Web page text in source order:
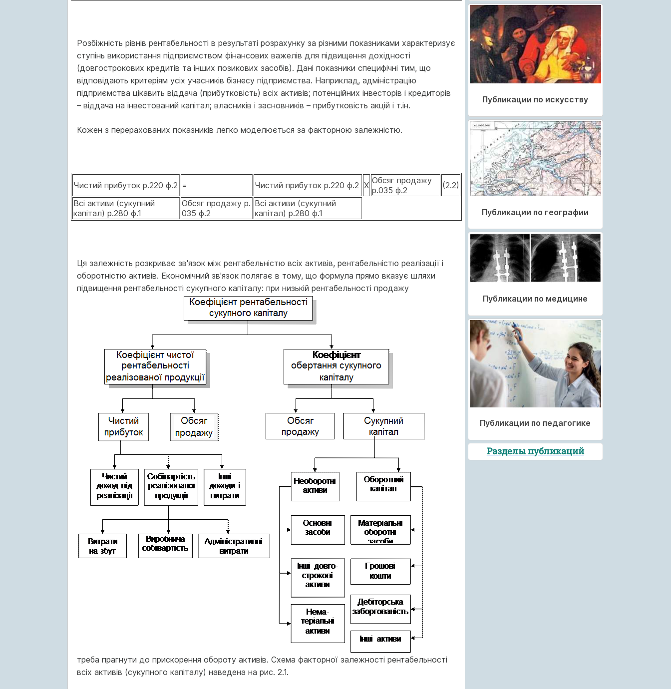
Розбіжність рівнів рентабельності в результаті розрахунку за різними показниками характеризує
ступінь використання підприємством фінансових важелів для підвищення дохідності
(довгострокових кредитів та інших позикових засобів). Дані показники специфічні тим, що
відповідають критеріям усіх учасників бізнесу підприємства. Наприклад, адміністрацію
підприємства цікавить віддача (прибутковість) всіх активів; потенційних інвесторів і кредиторів
– віддача на інвестований капітал; власників і засновників – прибутковість акцій і т.ін.
Кожен з перерахованих показників легко моделюється за факторною залежністю.
Чистий прибуток р.220 ф.2 = Чистий прибуток р.220 ф.2 Х Обсяг продажу
р.035 ф.2
(2.2)
Всі активи (сукупний
капітал) р.280 ф.1
Обсяг продажу р.
035 ф.2
Всі активи (сукупний
капітал) р.280 ф.1
Ця залежність розкриває зв'язок між рентабельністю всіх активів, рентабельністю реалізації і
оборотністю активів. Економічний зв'язок полягає в тому, що формула прямо вказує шляхи
підвищення рентабельності сукупного капіталу: при низькій рентабельності продажу
треба прагнути до прискорення обороту активів. Схема факторної залежності рентабельності
всіх активів (сукупного капіталу) наведена на рис. 2.1.
Публикации по искусству
Публикации по географии
Публикации по медицине
Публикации по педагогике
Разделы публикаций